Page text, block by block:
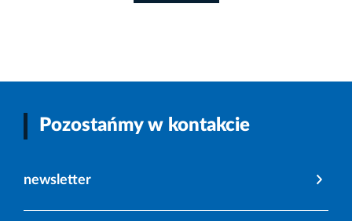
Pozostańmy w kontakcie
newsletter